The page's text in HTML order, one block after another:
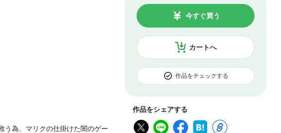
カートへ
今すぐ買う
作品をチェックする
作品をシェアする
う為、マリクの仕掛けた闇のゲー